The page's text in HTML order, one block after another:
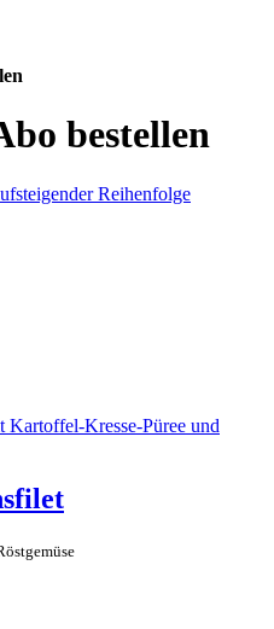
bestellen
Reihenfolge